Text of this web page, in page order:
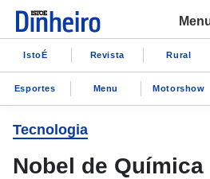
IstoÉ Revista Rural
Esportes Menu Motorshow
Tecnologia
Nobel de Química